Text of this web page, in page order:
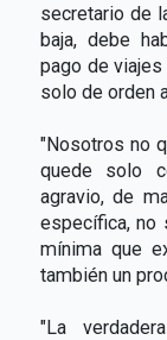
secretario de
baja, debe
pago de
solo de orden
"Nosotros no
quede solo
agravio, de
específica, no
mínima que
también un
"La